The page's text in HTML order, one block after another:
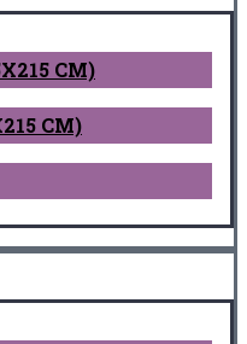
СМ)
СМ)